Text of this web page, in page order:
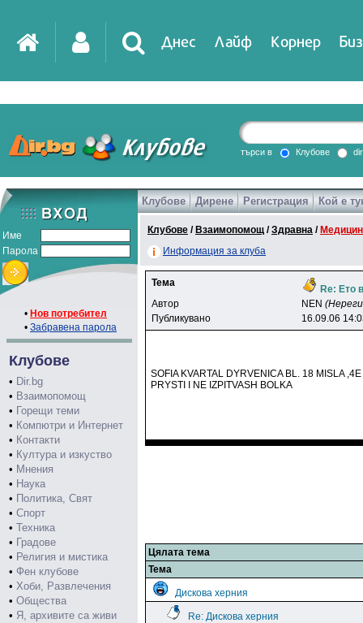
Днес Лайф Корнер
DirTV Impressio
Games
търси в Клубове
Име
Парола
• Нов потребител
• Забравена парола
Клубове
• Dir.bg
• Взаимопомощ
• Горещи теми
• Компютри и Интернет
• Контакти
• Култура и изкуство
• Мнения
• Наука
• Политика, Свят
• Спорт
• Техника
• Градове
• Религия и мистика
• Фен клубове
• Хоби, Развлечения
• Общества
• Я, архивите са живи
Клубове Дирене Регистрация Кой е
Клубове / Взаимопомощ /Здравна /
Информация за клуба
Тема
Re: Ето
Автор
NEN
Публикувано
16.09.06
SOFIA KVARTAL DYRVENICA BL. 18 MISLA
PRYSTI I NE IZPITVASH BOLKA
Цялата тема
Тема
Дискова херния
Re: Дискова херния